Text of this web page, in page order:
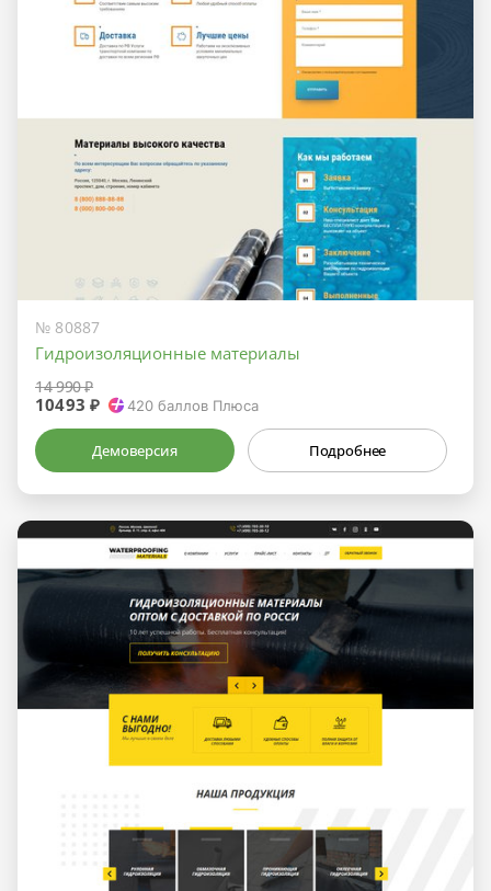
№ 80887
Гидроизоляционные материалы
14 990 ₽
10493 ₽ 420 баллов Плюса
Демоверсия Подробнее